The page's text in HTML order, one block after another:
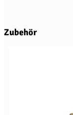
Produktgalerie
Zubehör